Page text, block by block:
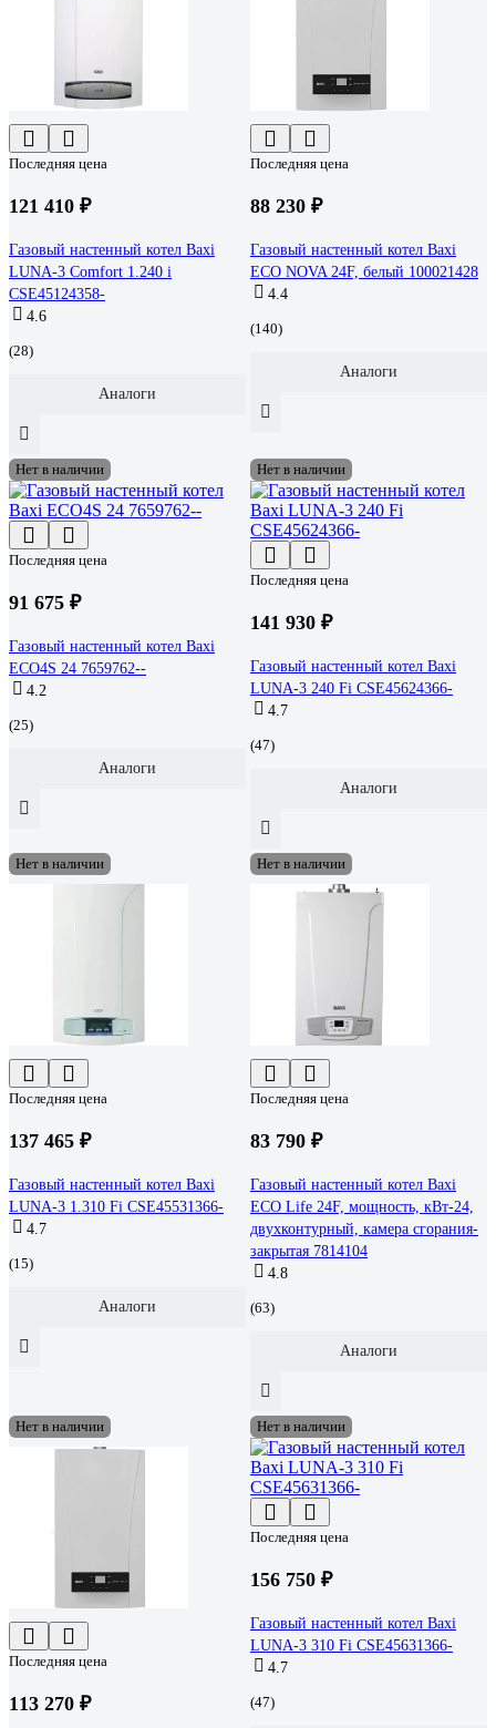
Последняя цена
121 410 ₽
Газовый настенный котел Baxi
LUNA-3 Comfort 1.240 i
CSE45124358-
4.6
(28)
Аналоги
Последняя цена
88 230 ₽
Газовый настенный котел Baxi
ECO NOVA 24F, белый 100021428
4.4
(140)
Аналоги
Нет в наличии
Последняя цена
91 675 ₽
Газовый настенный котел Baxi
ECO4S 24 7659762--
4.2
(25)
Аналоги
Нет в наличии
Последняя цена
141 930 ₽
Газовый настенный котел Baxi
LUNA-3 240 Fi CSE45624366-
4.7
(47)
Аналоги
Нет в наличии
Последняя цена
137 465 ₽
Газовый настенный котел Baxi
LUNA-3 1.310 Fi CSE45531366-
4.7
(15)
Аналоги
Нет в наличии
Последняя цена
83 790 ₽
Газовый настенный котел Baxi
ECO Life 24F, мощность, кВт-24,
двухконтурный, камера сгорания-
закрытая 7814104
4.8
(63)
Аналоги
Нет в наличии
Последняя цена
113 270 ₽
Нет в наличии
Последняя цена
156 750 ₽
Газовый настенный котел Baxi
LUNA-3 310 Fi CSE45631366-
4.7
(47)